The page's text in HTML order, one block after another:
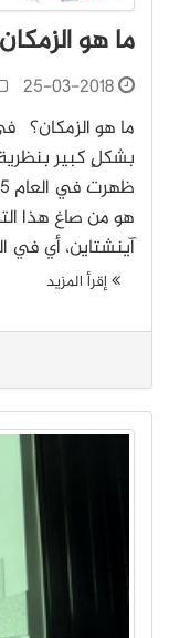
ما هو
25-03-2018
ما هو الزمكان؟
بشكلٍ كبير
هو من صاغ هذا
آينشتاين، أي في العام 1908. الزمن هو
إقرأ المزيد